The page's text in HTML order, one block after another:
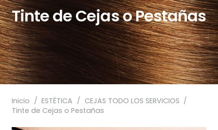
Tinte de Cejas o Pestañas
Inicio / ESTÉTICA / CEJAS TODO LOS SERVICIOS /
Tinte de Cejas o Pestañas